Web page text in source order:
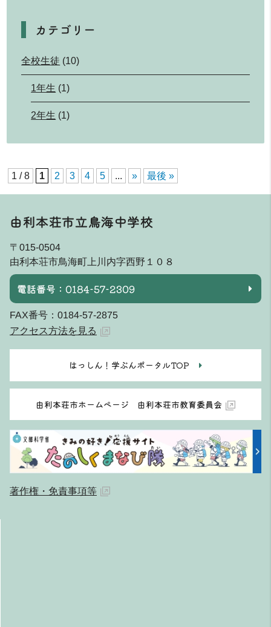
カテゴリー
全校生徒 (10)
1年生 (1)
2年生 (1)
1 / 8 1 2 3 4 5 ... » 最後 »
由利本荘市立鳥海中学校
〒015-0504
由利本荘市鳥海町上川内字西野１０８
電話番号：0184-57-2309
FAX番号：0184-57-2875
アクセス方法を見る
はっしん！学ぶんポータルTOP
由利本荘市ホームページ 由利本荘市教育委員会
著作権・免責事項等